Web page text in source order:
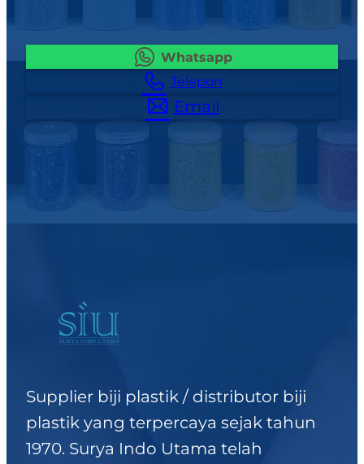
Whatsapp
Telepon
Email
Supplier biji plastik / distributor biji
plastik yang terpercaya sejak tahun
1970. Surya Indo Utama telah